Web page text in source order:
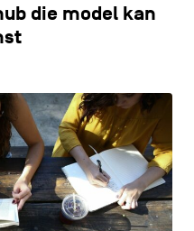
die model kan